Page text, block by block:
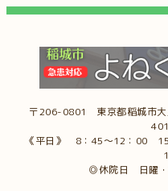
〒206-0801 東京都稲城市
《平日》 8：45～12：00
◎休院日 日曜